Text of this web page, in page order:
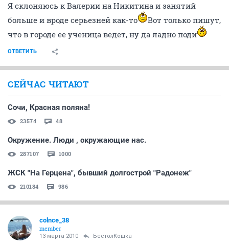
Я склоняюсь к Валерии на Никитина и занятий
больше и вроде серьезней как-то
Вот только пишут,
что в городе ее ученица ведет, ну да ладно поди
ОТВЕТИТЬ
СЕЙЧАС ЧИТАЮТ
Сочи, Красная поляна!
23574 48
Окружение. Люди , окружающие нас.
287107 1000
ЖСК "На Герцена", бывший долгострой "Радонеж"
210184 986
colnce_38
member
13 марта 2010 БестолКошка